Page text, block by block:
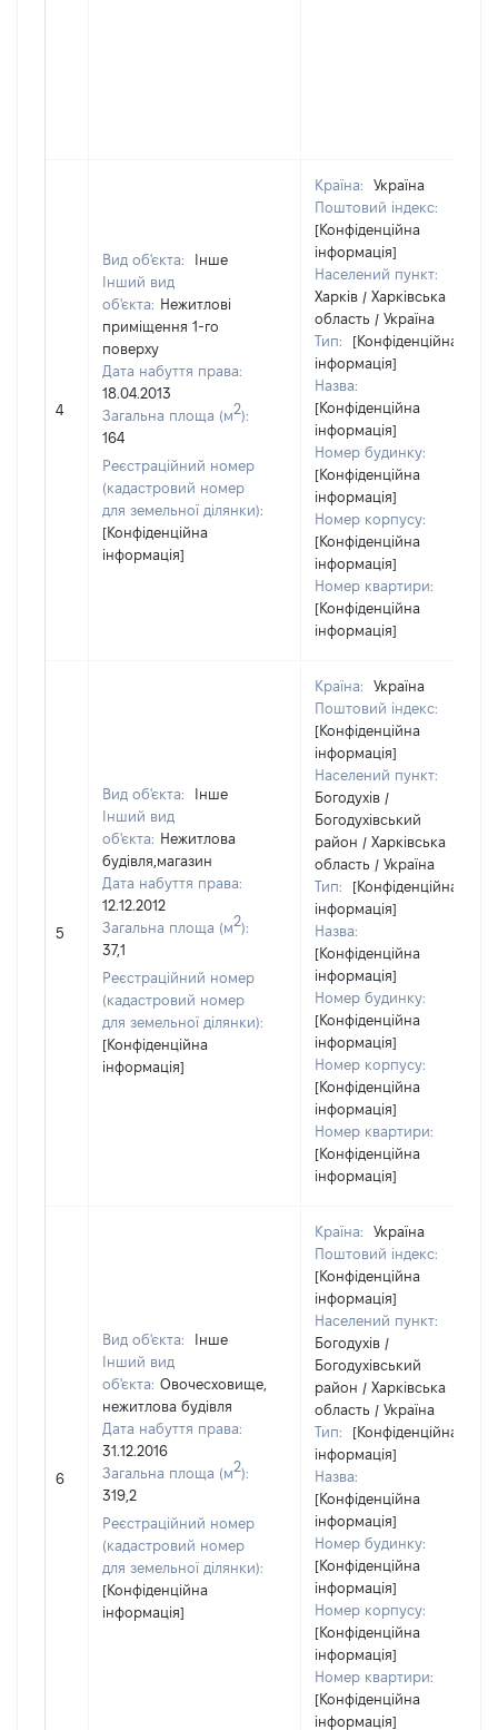
4
Вид об'єкта:
Інше
Інший вид
об'єкта: Нежитлові
приміщення 1-го
поверху
Дата набуття права:
18.04.2013
Загальна площа (м2):
164
Реєстраційний номер
(кадастровий номер
для земельної ділянки):
[Конфіденційна
інформація]
Країна:
Україна
Поштовий індекс:
[Конфіденційна
інформація]
Населений пункт:
Харків / Харківська
область / Україна
Тип:
[Конфіденційна
інформація]
Назва:
[Конфіденційна
інформація]
Номер будинку:
[Конфіденційна
інформація]
Номер корпусу:
[Конфіденційна
інформація]
Номер квартири:
[Конфіденційна
інформація]
5
Вид об'єкта:
Інше
Інший вид
об'єкта: Нежитлова
будівля,магазин
Дата набуття права:
12.12.2012
Загальна площа (м2):
37,1
Реєстраційний номер
(кадастровий номер
для земельної ділянки):
[Конфіденційна
інформація]
Країна:
Україна
Поштовий індекс:
[Конфіденційна
інформація]
Населений пункт:
Богодухів /
Богодухівський
район / Харківська
область / Україна
Тип:
[Конфіденційна
інформація]
Назва:
[Конфіденційна
інформація]
Номер будинку:
[Конфіденційна
інформація]
Номер корпусу:
[Конфіденційна
інформація]
Номер квартири:
[Конфіденційна
інформація]
6
Вид об'єкта:
Інше
Інший вид
об'єкта: Овочесховище,
нежитлова будівля
Дата набуття права:
31.12.2016
Загальна площа (м2):
319,2
Реєстраційний номер
(кадастровий номер
для земельної ділянки):
[Конфіденційна
інформація]
Країна:
Україна
Поштовий індекс:
[Конфіденційна
інформація]
Населений пункт:
Богодухів /
Богодухівський
район / Харківська
область / Україна
Тип:
[Конфіденційна
інформація]
Назва:
[Конфіденційна
інформація]
Номер будинку:
[Конфіденційна
інформація]
Номер корпусу:
[Конфіденційна
інформація]
Номер квартири:
[Конфіденційна
інформація]